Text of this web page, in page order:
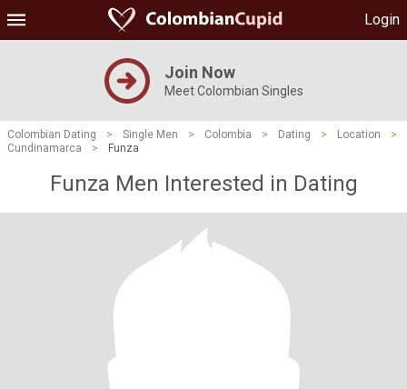
Login
Join Now
Meet Colombian Singles
Colombian Dating > Single Men > Colombia > Dating > Location
>
Cundinamarca
> Funza
Funza Men Interested in Dating